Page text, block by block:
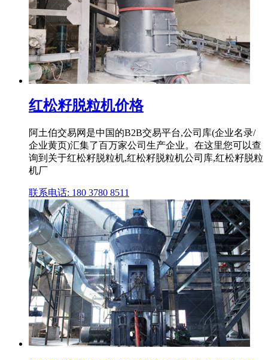
红松籽脱粒机价格
阿土伯交易网是中国的B2B交易平台,公司库(企业名录/
企业黄页)汇集了百万家公司生产企业。在这里您可以查
询到关于红松籽脱粒机,红松籽脱粒机公司库,红松籽脱粒
机厂
联系电话: 180 3780 8511